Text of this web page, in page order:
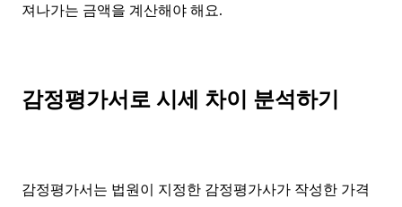
져나가는 금액을 계산해야 해요.
감정평가서로 시세 차이 분석하기
감정평가서는 법원이 지정한 감정평가사가 작성한 가격